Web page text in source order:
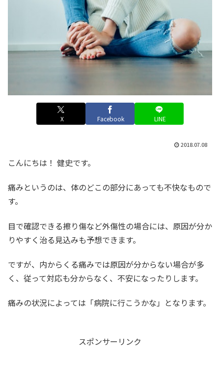
X Facebook LINE
2018.07.08
こんにちは！ 健史です。
痛みというのは、体のどこの部分にあっても不快なもので
す。
目で確認できる擦り傷など外傷性の場合には、原因が分か
りやすく治る見込みも予想できます。
ですが、内からくる痛みでは原因が分からない場合が多
く、従って対応も分からなく、不安になったりします。
痛みの状況によっては「病院に行こうかな」となります。
スポンサーリンク